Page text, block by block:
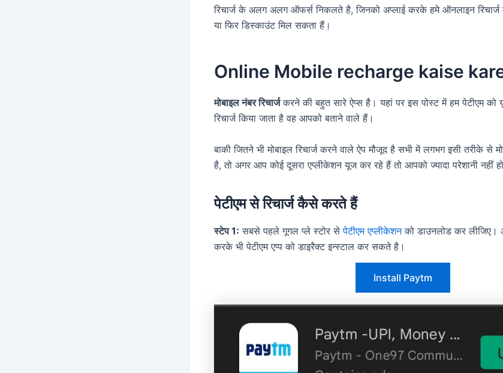
रिचार्ज के अलग अलग ऑफर्स निकलते है, जिनको अप्लाई करके हमे ऑनलाइन रिचार्ज
या फिर डिस्काउंट मिल सकता हैं।
Online Mobile recharge kaise
मोबाइल नंबर रिचार्जकरने की बहुत सारे ऐप्स है। यहां पर इस पोस्ट में हम पेटीएम
रिचार्ज किया जाता है वह आपको बताने वाले हैं।
बाकी जितने भी मोबाइल रिचार्ज करने वाले ऐप मौजूद है सभी में लगभग इसी तरीके से
है, तो अगर आप कोई दूसरा एप्लीकेशन यूज कर रहे हैं तो आपको ज्यादा परेशानी नहीं
पेटीएम से रिचार्ज कैसे करते हैं
स्टेप 1: सबसे पहले गूगल प्ले स्टोर सेपेटीएम एप्लीकेशनको डाउनलोड कर लीजिए।
करके भी पेटीएम एप्प को डाइरैक्ट इन्स्टाल कर सकते है।
Install Paytm